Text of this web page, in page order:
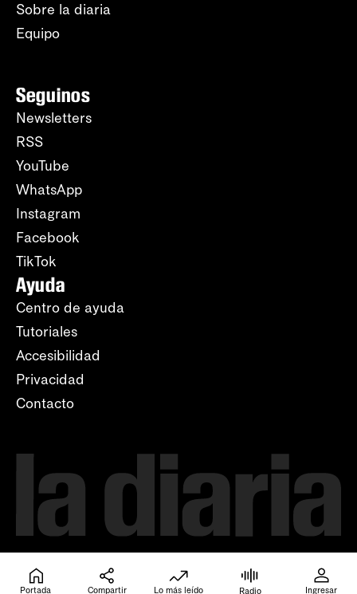
Sobre la diaria
Equipo
Seguinos
Newsletters
RSS
YouTube
WhatsApp
Instagram
Facebook
TikTok
Ayuda
Centro de ayuda
Tutoriales
Accesibilidad
Privacidad
Contacto
Portada Compartir Lo más leído Radio Ingresar